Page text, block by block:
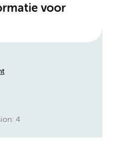
voor
4